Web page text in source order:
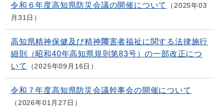
令和６年度高知県防災会議の開催について
2025年03
月31日
高知県精神保健及び精神障害者福祉に関する法律施行
細則（昭和40年高知県規則第83号）の一部改正につ
いて
2025年09月16日
令和７年度高知県防災会議幹事会の開催について
2026年01月27日